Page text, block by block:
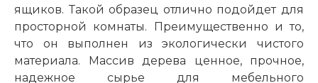
ящиков. Такой образец отлично подойдет для
просторной комнаты. Преимущественно и то,
что он выполнен из экологически чистого
материала. Массив дерева ценное, прочное,
надежное сырье для мебельного